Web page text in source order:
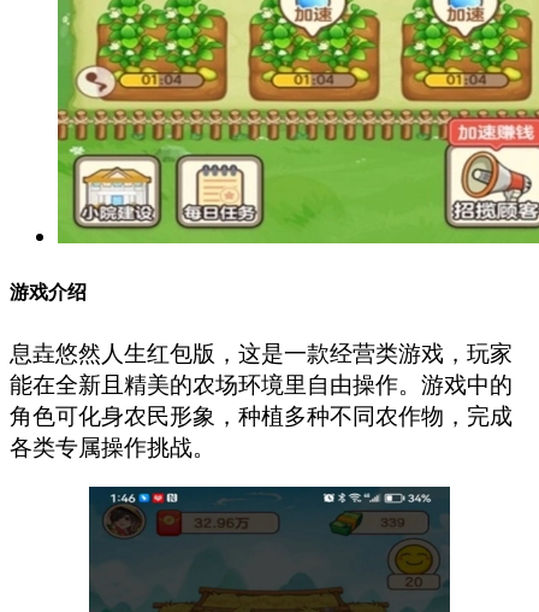
游戏介绍
息垚悠然人生红包版，这是一款经营类游戏，玩家
能在全新且精美的农场环境里自由操作。游戏中的
角色可化身农民形象，种植多种不同农作物，完成
各类专属操作挑战。